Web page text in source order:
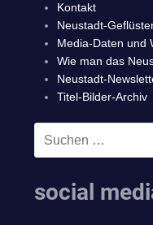
Kontakt
Neustadt-
Media-Daten und
Wie man das
Neustadt-
Titel-Bilder-Archiv
Suchen
social